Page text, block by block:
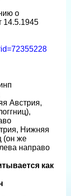
о
14.5.1945
Австрия,
Нижняя
(он же
направо
как